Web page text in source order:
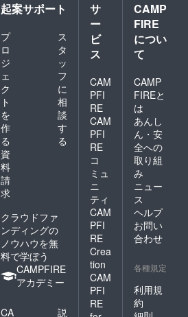
起案サポート
プ
ロ
ジ
ェ
ク
ト
を
作
る
ス
タ
ッ
フ
に
相
談
す
る
資
料
請
求
クラウドファ
ンディングの
ノウハウを無
料で学ぼう
CAMPFIRE
アカデミー
CA 説
サ
ー
ビ
ス
CAM
PFI
RE
CAM
PFI
RE
コ
ミュ
ニ
ティ
CAM
PFI
RE
Crea
tion
CAM
PFI
RE
CAMP
FIRE
につい
て
CAMP
FIREと
は
あんし
ん・安
全への
取り組
み
ニュー
ス
ヘルプ
お問い
合わせ
各種規定
利用規
約